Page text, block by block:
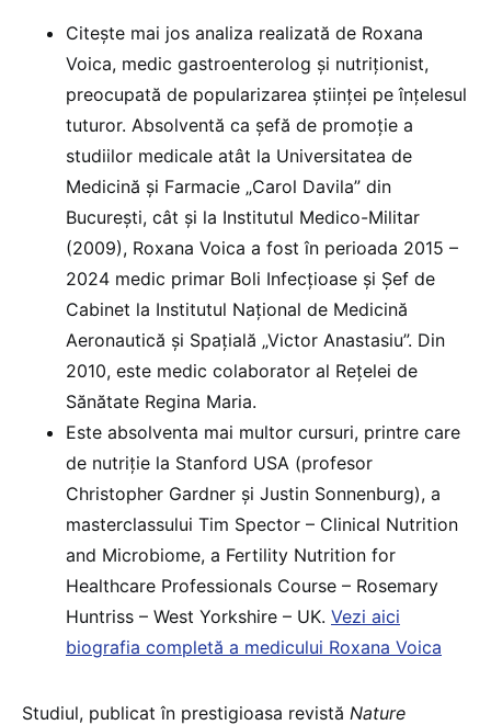
Citește mai jos analiza realizată de Roxana
Voica, medic gastroenterolog și nutriționist,
preocupată de popularizarea științei pe înțelesul
tuturor. Absolventă ca șefă de promoție a
studiilor medicale atât la Universitatea de
Medicină și Farmacie „Carol Davila” din
București, cât și la Institutul Medico-Militar
(2009), Roxana Voica a fost în perioada 2015 –
2024 medic primar Boli Infecțioase și Șef de
Cabinet la Institutul Național de Medicină
Aeronautică și Spațială „Victor Anastasiu”. Din
2010, este medic colaborator al Rețelei de
Sănătate Regina Maria.
Este absolventa mai multor cursuri, printre care
de nutriție la Stanford USA (profesor
Christopher Gardner și Justin Sonnenburg), a
masterclassului Tim Spector – Clinical Nutrition
and Microbiome, a Fertility Nutrition for
Healthcare Professionals Course – Rosemary
Huntriss – West Yorkshire – UK. Vezi aici
biografia completă a medicului Roxana Voica
Studiul, publicat în prestigioasa revistă Nature